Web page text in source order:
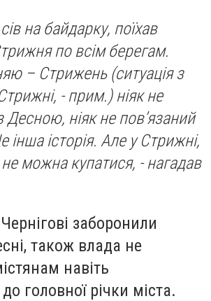
на байдарку, поїхав
по всім берегам.
– Стрижень(ситуація з
- прим.) ніяк не
Десною, ніяк не пов’язаний
історія. Але у Стрижні,
можна купатися, - нагадав
заборонили
також влада не
навіть
головної річки міста.